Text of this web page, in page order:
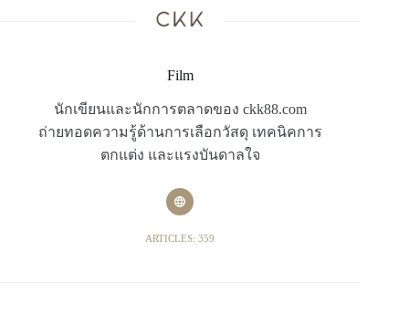
Film
นักเขียนและนักการตลาดของ ckk88.com
ถ่ายทอดความรู้ด้านการเลือกวัสดุ เทคนิคการ
ตกแต่ง และแรงบันดาลใจ
ARTICLES: 359